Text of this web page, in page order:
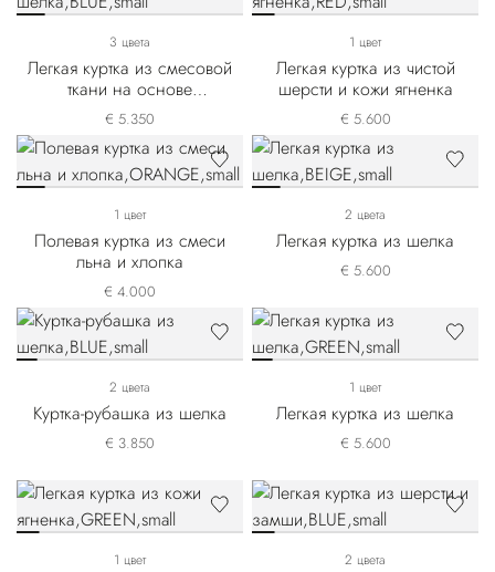
3 цвета
Легкая куртка из смесовой
ткани на основе
кашемира и шелка
€ 5.350
1 цвет
Легкая куртка из чистой
шерсти и кожи ягненка
€ 5.600
1 цвет
Полевая куртка из смеси
льна и хлопка
€ 4.000
2 цвета
Легкая куртка из шелка
€ 5.600
2 цвета
Куртка-рубашка из шелка
€ 3.850
1 цвет
Легкая куртка из шелка
€ 5.600
1 цвет 2 цвета